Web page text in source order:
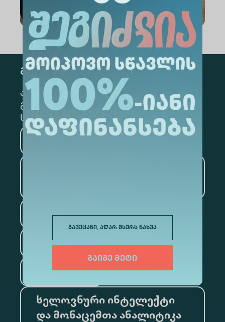
გავეცანი, აღარ მსურს ნახვა
გაიგე მეტი
გამოწერა
კონკრეტული მიმართულების
გამოსაწერად, მონიშნეთ შესაბამისი
სექცია
სამართალი
ფსიქოლოგია
ტურიზმი
ხელოვნური ინტელექტი
და მონაცემთა ანალიტიკა